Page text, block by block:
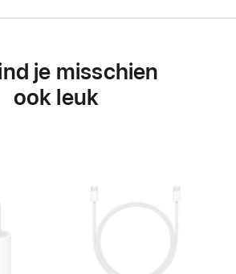
je misschien
ook leuk